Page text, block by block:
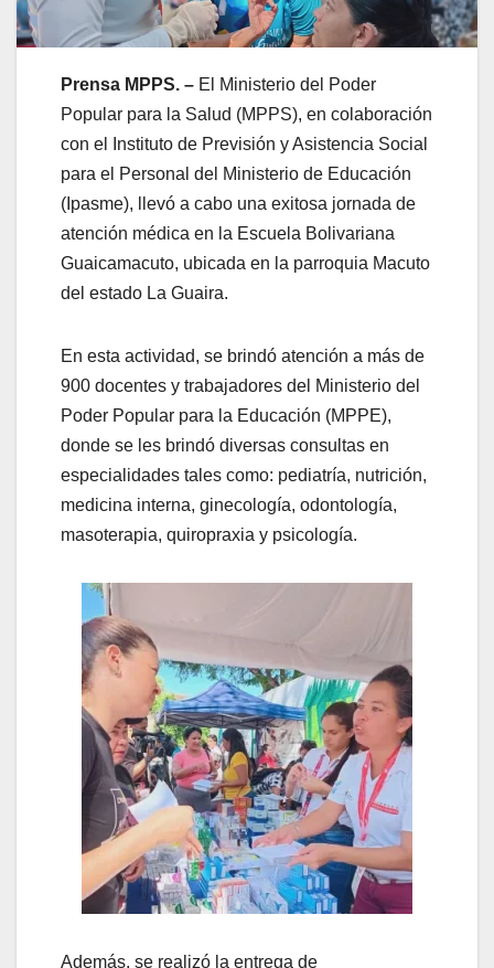
Prensa MPPS. – El Ministerio del Poder
Popular para la Salud (MPPS), en colaboración
con el Instituto de Previsión y Asistencia Social
para el Personal del Ministerio de Educación
(Ipasme), llevó a cabo una exitosa jornada de
atención médica en la Escuela Bolivariana
Guaicamacuto, ubicada en la parroquia Macuto
del estado La Guaira.
En esta actividad, se brindó atención a más de
900 docentes y trabajadores del Ministerio del
Poder Popular para la Educación (MPPE),
donde se les brindó diversas consultas en
especialidades tales como: pediatría, nutrición,
medicina interna, ginecología, odontología,
masoterapia, quiropraxia y psicología.
Además, se realizó la entrega de